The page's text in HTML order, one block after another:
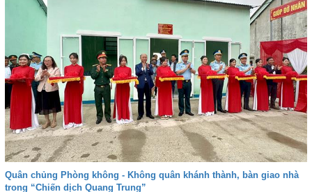
Quân chủng Phòng không - Không quân khánh thành, bàn giao nhà
trong “Chiến dịch Quang Trung”